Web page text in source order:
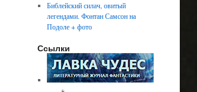
Библейский силач, овитый
легендами. Фонтан Самсон на
Подоле + фото
Ссылки